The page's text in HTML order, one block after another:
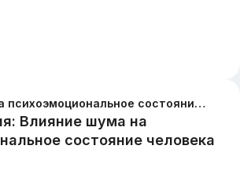
Влияние шума на психоэмоциональное состояние человека